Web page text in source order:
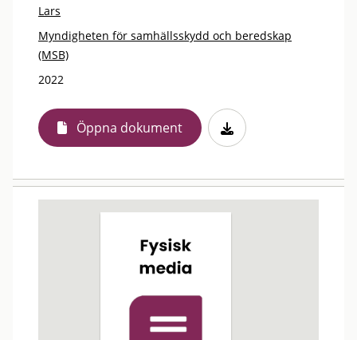
Lars
Myndigheten för samhällsskydd och beredskap
(MSB)
2022
Öppna dokument